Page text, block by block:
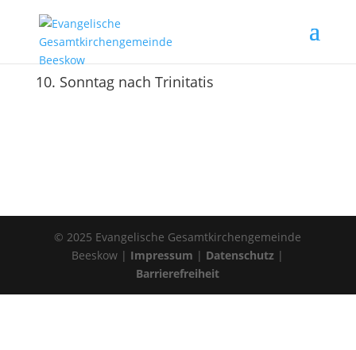
10. Sonntag nach Trinitatis
© 2025 Evangelische Gesamtkirchengemeinde
Beeskow | Impressum | Datenschutz |
Barrierefreiheit